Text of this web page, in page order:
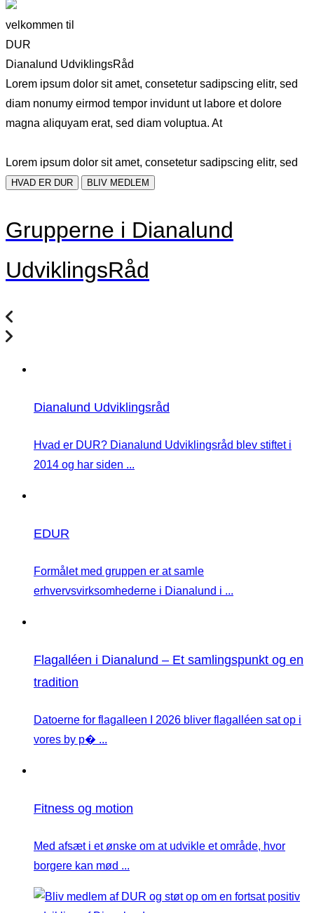
velkommen til
DUR
Dianalund UdviklingsRåd
Lorem ipsum dolor sit amet, consetetur sadipscing elitr, sed
diam nonumy eirmod tempor invidunt ut labore et dolore
magna aliquyam erat, sed diam voluptua. At
Lorem ipsum dolor sit amet, consetetur sadipscing elitr, sed
HVAD ER DUR BLIV MEDLEM
Grupperne i Dianalund
UdviklingsRåd
Dianalund Udviklingsråd
Hvad er DUR? Dianalund Udviklingsråd blev stiftet i
2014 og har siden ...
EDUR
Formålet med gruppen er at samle
erhvervsvirksomhederne i Dianalund i ...
Flagalléen i Dianalund – Et samlingspunkt og en
tradition
Datoerne for flagalleen I 2026 bliver flagalléen sat op i
vores by p� ...
Fitness og motion
Med afsæt i et ønske om at udvikle et område, hvor
borgere kan mød ...